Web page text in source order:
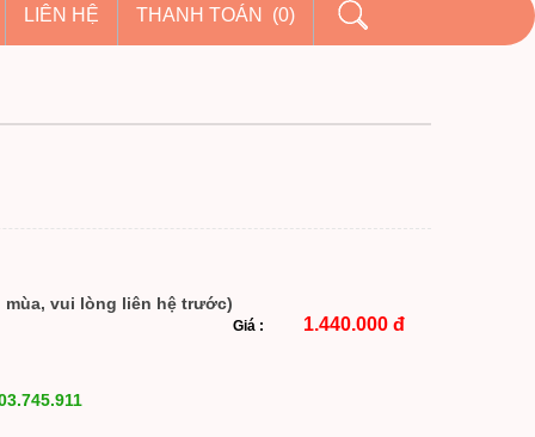
LIÊN HỆ THANH TOÁN (0)
mùa, vui lòng liên hệ trước)
Giá : 1.440.000 đ